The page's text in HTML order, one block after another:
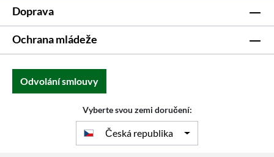
Doprava
Ochrana mládeže
Odvolání smlouvy
Vyberte svou zemi doručení:
Česká republika